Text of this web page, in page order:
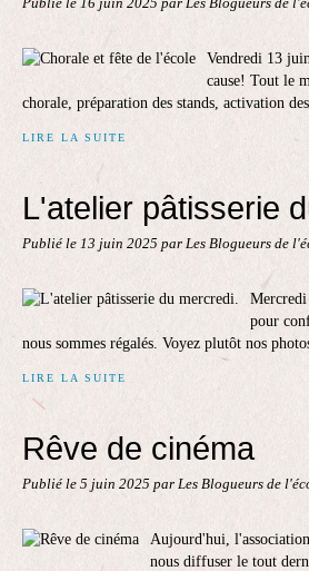
Publié le 16 juin 2025 par Les Blogueurs de
Vendredi 13
cause! Tout le
chorale, préparation des stands, activation
LIRE LA SUITE
L'atelier pâtisserie
Publié le 13 juin 2025 par Les Blogueurs de
Mercredi
pour
nous sommes régalés. Voyez plutôt nos
LIRE LA SUITE
Rêve de cinéma
Publié le 5 juin 2025 par Les Blogueurs de
Aujourd'hui,
nous diffuser le tout